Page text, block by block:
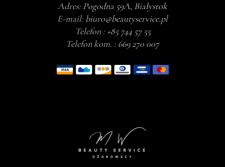
Adres: Pogodna 59A, Białystok
E-mail: biuro@beautyservice.pl
Telefon : +85 744 57 55
Telefon kom. : 669 270 007